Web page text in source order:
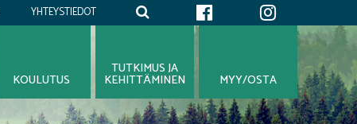
YHTEYSTIEDOT
MYY/OSTA
TUTKIMUS JA
KEHITTÄMINEN
KOULUTUS